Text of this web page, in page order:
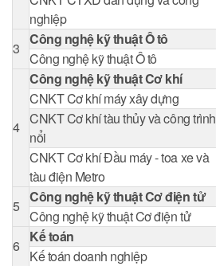
nghiệp
3
Công nghệ kỹ thuật Ô tô
Công nghệ kỹ thuật Ô tô
4
Công nghệ kỹ thuật Cơ khí
CNKT Cơ khí máy xây dựng
CNKT Cơ khí tàu thủy và công trình
nổi
CNKT Cơ khí Đầu máy - toa xe và
tàu điện Metro
5
Công nghệ kỹ thuật Cơ điện tử
Công nghệ kỹ thuật Cơ điện tử
6
Kế toán
Kế toán doanh nghiệp